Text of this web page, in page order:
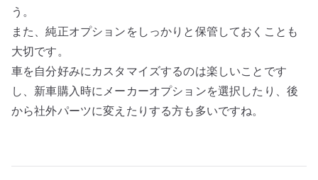
う。
また、純正オプションをしっかりと保管しておくことも
大切です。
車を自分好みにカスタマイズするのは楽しいことです
し、新車購入時にメーカーオプションを選択したり、後
から社外パーツに変えたりする方も多いですね。